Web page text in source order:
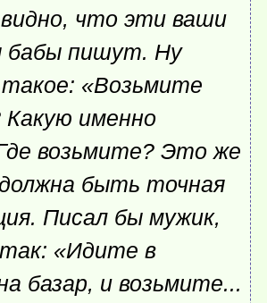
что эти ваши
бабы пишут. Ну
«Возьмите
Какую именно
возьмите? Это же
быть точная
Писал бы мужик,
«Идите в
базар, и возьмите...